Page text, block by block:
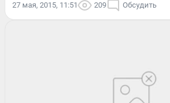
27 мая, 2015, 11:51 209 Обсудить